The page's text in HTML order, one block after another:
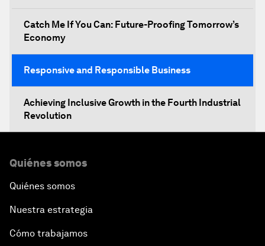
Catch Me If You Can: Future-Proofing Tomorrow’s
Economy
Responsive and Responsible Business
Achieving Inclusive Growth in the Fourth Industrial
Revolution
Quiénes somos
Quiénes somos
Nuestra estrategia
Cómo trabajamos